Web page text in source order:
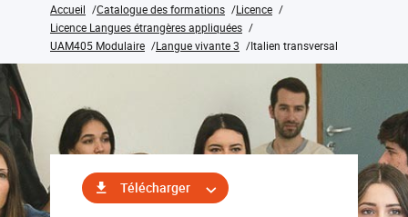
Accueil Catalogue des formations
Licence
Licence Langues étrangères appliquées
UAM405 Modulaire
Langue vivante 3 Italien transversal
Télécharger